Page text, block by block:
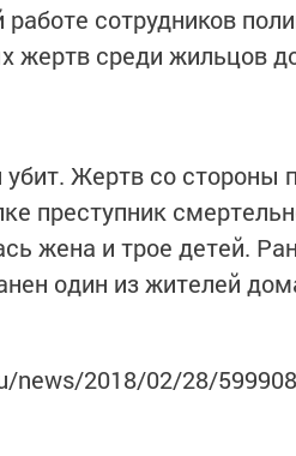
сотрудников
жертв среди жильцов
Жертв со стороны
преступник
жена и трое детей.
один из жителей
news/2018/02/28/